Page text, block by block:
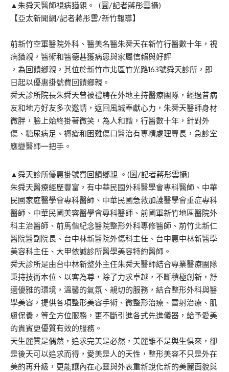
▲朱舜天醫師視病猶親。 (圖/記者蔣彤雲攝)
【亞太新聞網/記者蔣彤雲/新竹報導】
前新竹空軍醫院外科、醫美名醫朱舜天在新竹行醫數十年，視
病猶親，醫術和醫德甚獲病患與家屬信賴與好評
，為回饋鄉親，其位於新竹市北區竹光路163號舜天診所，即
日起以優惠掛號費回饋鄉親。
舜天診所院長朱舜天曾被禮聘在外地主持醫療團隊，經過昔病
友和地方好友多次邀請，返回風城奉獻心力，朱舜天醫師身材
微胖，臉上始終掛著微笑，為人和諧，行醫數十年，針對外
傷、糖尿病足、褥瘡和困難傷口醫治有專精處理專長，急診室
應變醫師一把手。
▲舜天診所優惠掛號費回饋鄉親 。(圖/記者蔣彤雲攝)
朱舜天醫療經歷豐富，有中華民國外科醫學會專科醫師、中華
民國家庭醫學會專科醫師、中華民國急救加護醫學會重症專科
醫師、中華民國美容醫學會專科醫師、前國軍新竹地區醫院外
科主治醫師、前馬偕紀念醫院整形外科專修醫師、前竹北新仁
醫院醫副院長、台中林新醫院外傷科主任、台中惠中林新醫學
美容科主任、大甲依誠診所醫學美容特約醫師。
舜天診所是由台中林新整外主任朱舜天醫師結合專業醫療團隊
秉持技術本位、以客為尊，除了力求卓越，不斷積極創新，舒
適優雅的環境，溫馨的氣氛、親切的服務，結合整形外科與醫
學美容，提供各項整形美容手術、微整形治療、雷射治療、肌
膚保養，等全方位服務，更不斷引進各式先進儀器，給予愛美
的貴賓更優質有效的服務。
天生麗質是偶然，追求完美是必然，美麗雖不是與生俱來，卻
是後天可以追求而得，愛美是人的天性，整形美容不只是外在
美的再升級，更能讓內在心靈與外表重新蛻化新的美麗面貌與